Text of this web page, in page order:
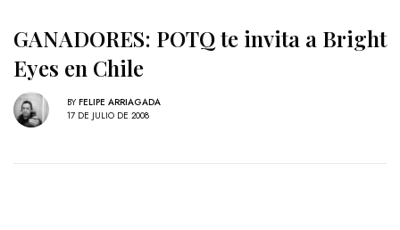
GANADORES: POTQ te invita a Bright
Eyes en Chile
BY FELIPE ARRIAGADA
17 DE JULIO DE 2008